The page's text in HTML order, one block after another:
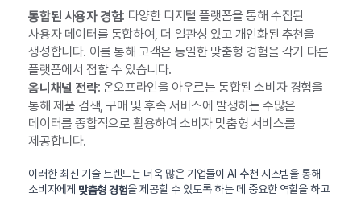
통합된 사용자 경험: 다양한 디지털 플랫폼을 통해 수집된
사용자 데이터를 통합하여, 더 일관성 있고 개인화된 추천을
생성합니다. 이를 통해 고객은 동일한 맞춤형 경험을 각기 다른
플랫폼에서 접할 수 있습니다.
옴니채널 전략: 온오프라인을 아우르는 통합된 소비자 경험을
통해 제품 검색, 구매 및 후속 서비스에 발생하는 수많은
데이터를 종합적으로 활용하여 소비자 맞춤형 서비스를
제공합니다.
이러한 최신 기술 트렌드는 더욱 많은 기업들이 AI 추천 시스템을 통해
소비자에게 맞춤형 경험을 제공할 수 있도록 하는 데 중요한 역할을 하고